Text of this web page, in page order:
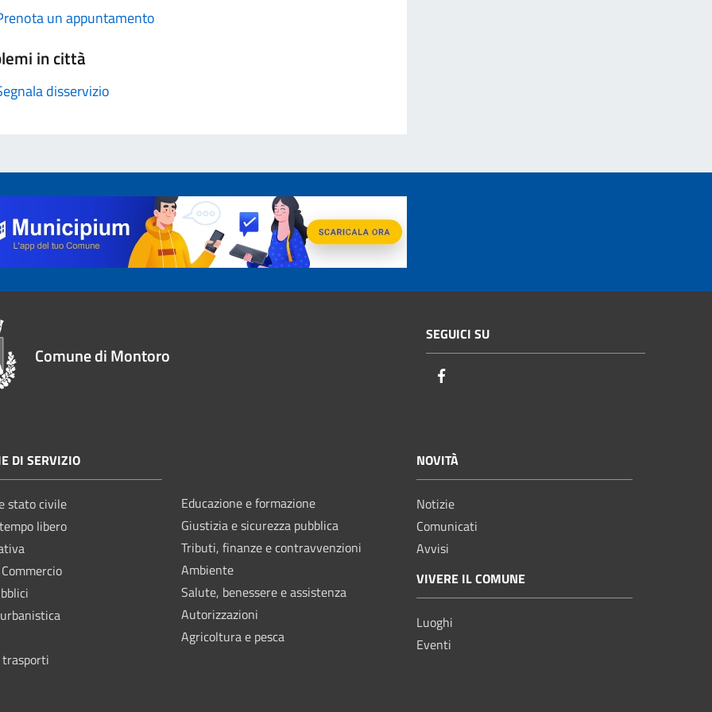
un appuntamento
in città
disservizio
Comune di Montoro
SEGUICI SU
DI SERVIZIO
stato civile
libero
Educazione e formazione
Giustizia e sicurezza pubblica
Tributi, finanze e contravvenzioni
Ambiente
Salute, benessere e assistenza
Autorizzazioni
Agricoltura e pesca
NOVITÀ
Notizie
Comunicati
Avvisi
VIVERE IL COMUNE
Luoghi
Eventi